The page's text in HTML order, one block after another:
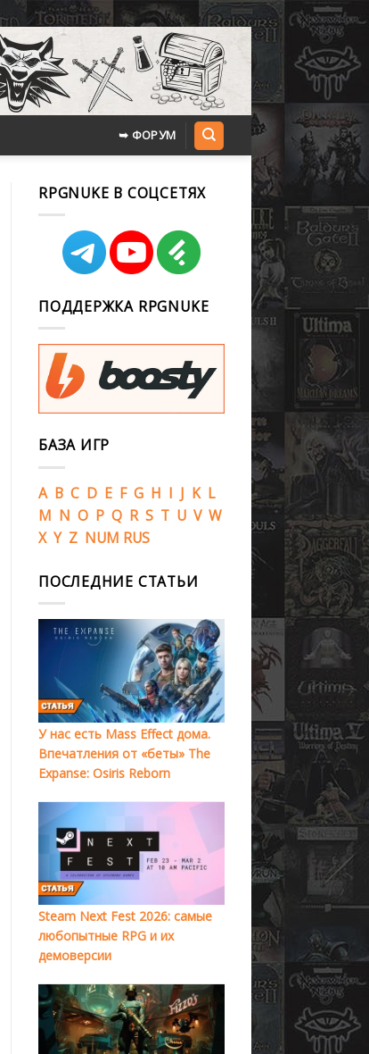
➥ ФОРУМ
RPGNUKE В СОЦСЕТЯХ
ПОДДЕРЖКА RPGNUKE
БАЗА ИГР
A B C D E F G H I J K L
M N O P Q R S T U V W
X Y Z NUM RUS
ПОСЛЕДНИЕ СТАТЬИ
У нас есть Mass Effect дома.
Впечатления от «беты» The
Expanse: Osiris Reborn
Steam Next Fest 2026: самые
любопытные RPG и их
демоверсии